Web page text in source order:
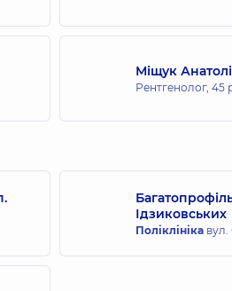
Міщук
Рентгенолог, 45
Ідзиковських
Поліклініка вул.